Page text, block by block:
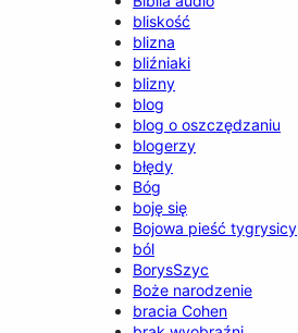
bliskość
blizna
bliźniaki
blizny
blog
blog o oszczędzaniu
blogerzy
błędy
Bóg
boję się
Bojowa pieść tygrysicy
ból
BorysSzyc
Boże narodzenie
bracia Cohen